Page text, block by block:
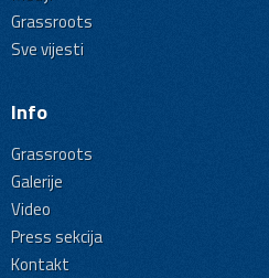
Grassroots
Sve vijesti
Info
Grassroots
Galerije
Video
Press sekcija
Kontakt